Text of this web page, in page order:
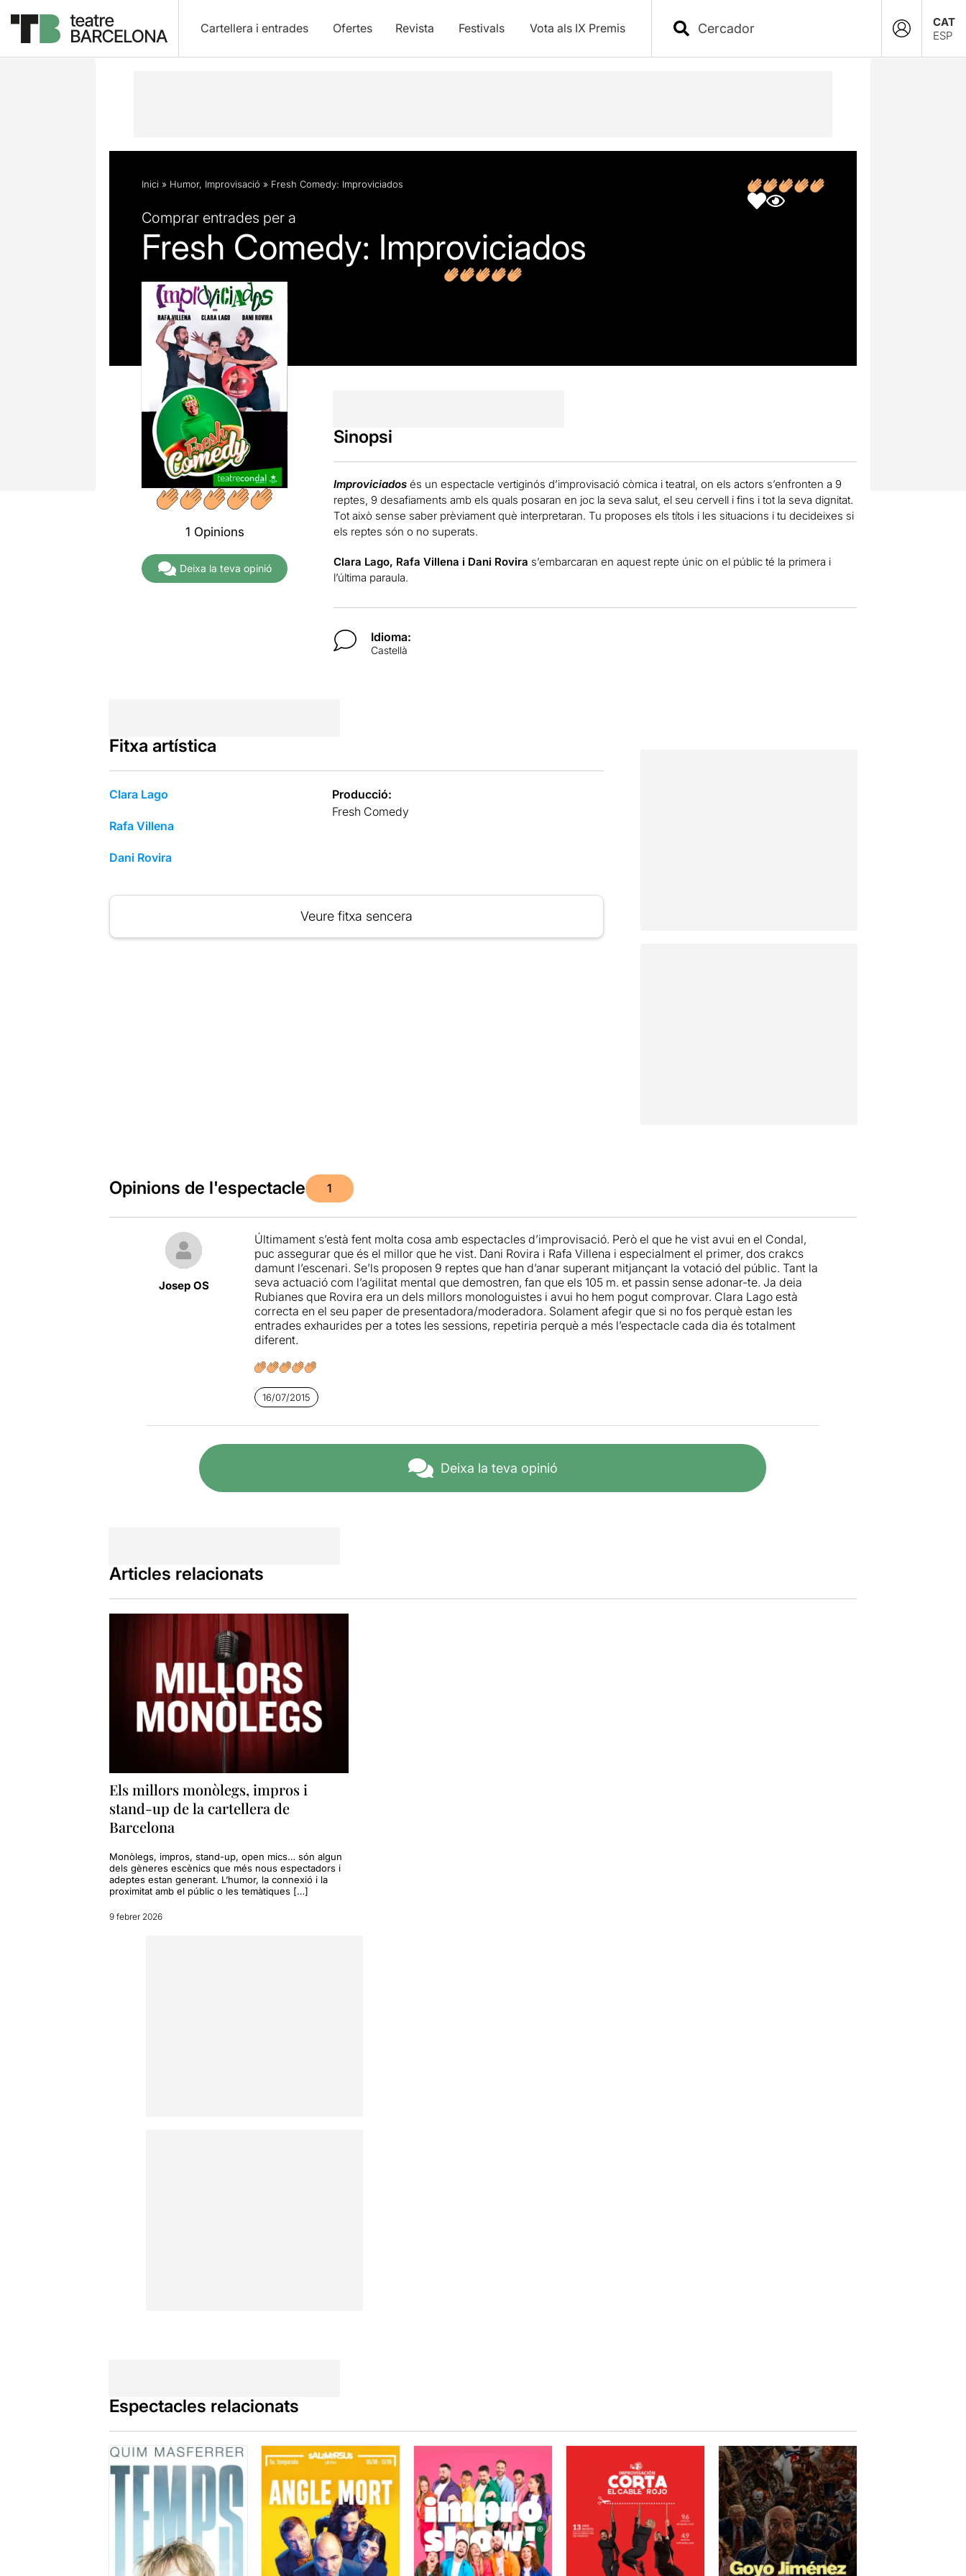
Cartellera i entrades Ofertes Revista Festivals Vota als IX Premis
CAT
ESP
Descripció Fitxa artística Opinions Articles
Inici » Humor, Improvisació » Fresh Comedy: Improviciados
Comprar entrades per a
Fresh Comedy: Improviciados
1 Opinions
Deixa la teva opinió
Sinopsi
Improviciadosés un espectacle vertiginós d’improvisació còmica i teatral, on els actors s’enfronten a 9
reptes, 9 desafiaments amb els quals posaran en joc la seva salut, el seu cervell i fins i tot la seva dignitat.
Tot això sense saber prèviament què interpretaran. Tu proposes els títols i les situacions i tu decideixes si
els reptes són o no superats.
Clara Lago, Rafa Villena i Dani Rovira s’embarcaran en aquest repte únic on el públic té la primera i
l’última paraula.
Idioma:
Castellà
Fitxa artística
Clara Lago
Rafa Villena
Dani Rovira
Producció:
Fresh Comedy
Veure fitxa sencera
Opinions de l'espectacle 1
Josep OS
Últimament s’està fent molta cosa amb espectacles d’improvisació. Però el que he vist avui en el Condal,
puc assegurar que és el millor que he vist. Dani Rovira i Rafa Villena i especialment el primer, dos crakcs
damunt l’escenari. Se’ls proposen 9 reptes que han d’anar superant mitjançant la votació del públic. Tant la
seva actuació com l’agilitat mental que demostren, fan que els 105 m. et passin sense adonar-te. Ja deia
Rubianes que Rovira era un dels millors monologuistes i avui ho hem pogut comprovar. Clara Lago està
correcta en el seu paper de presentadora/moderadora. Solament afegir que si no fos perquè estan les
entrades exhaurides per a totes les sessions, repetiria perquè a més l’espectacle cada dia és totalment
diferent.
16/07/2015
Deixa la teva opinió
Articles relacionats
Els millors monòlegs, impros i
stand-up de la cartellera de
Barcelona
Monòlegs, impros, stand-up, open mics… són algun
dels gèneres escènics que més nous espectadors i
adeptes estan generant. L’humor, la connexió i la
proximitat amb el públic o les temàtiques […]
9 febrer 2026
Espectacles relacionats